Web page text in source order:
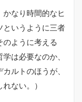
なり時間的なヒ
というように三者
のように考える
は必要なのか、
ルトのほうが、
ない。）